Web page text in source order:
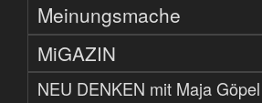
Meinungsmache
MiGAZIN
NEU DENKEN mit Maja Göpel